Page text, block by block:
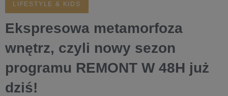
LIFESTYLE & KIDS
Ekspresowa metamorfoza
wnętrz, czyli nowy sezon
programu REMONT W 48H już
dziś!